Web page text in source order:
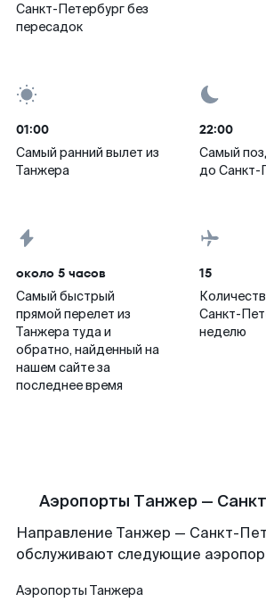
Санкт-Петербург без
пересадок
01:00
Самый ранний вылет из
Танжера
22:00
Самый
до Санкт-
около 5 часов
Самый быстрый
прямой перелет из
Танжера туда и
обратно, найденный на
нашем сайте за
последнее время
15
Санкт-
неделю
Аэропорты Танжер —
Направление Танжер — Санкт-
обслуживают следующие
Аэропорты Танжера